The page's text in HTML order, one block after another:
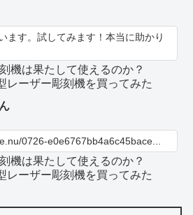
ます。試してみます！本当に助かり
機は果たして使えるのか？
レーザー彫刻機を買ってみた
0726-e0e6767bb4a6c45bace...
機は果たして使えるのか？
レーザー彫刻機を買ってみた